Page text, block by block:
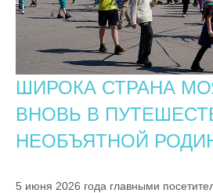
ШИРОКА СТРАНА
ВНОВЬ В
НЕОБЪЯТНОЙ
5 июня 2026 года главными